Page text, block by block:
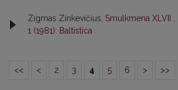
Zigmas Zinkevičius, Smulkmena XLVII ,
1 (1981): Baltistica
<< < 2 3 4 5 6 > >>